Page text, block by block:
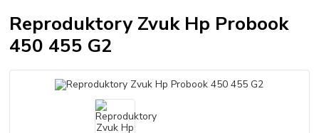
Reproduktory Zvuk Hp Probook
450 455 G2